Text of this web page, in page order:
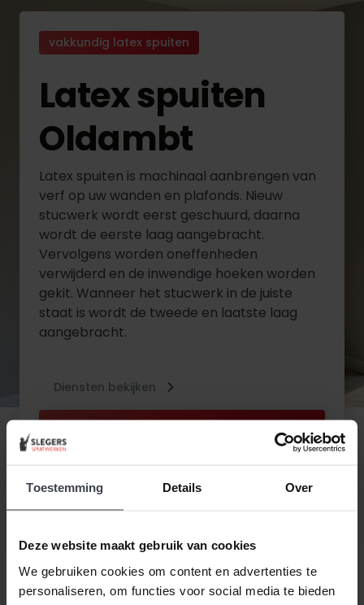
Toestemming Details Over
Deze website maakt gebruik van cookies
We gebruiken cookies om content en advertenties te
personaliseren, om functies voor social media te bieden
vakkundig latex spuiten
Latex spuiten
Oldambt
Latex spuiten is machinaal aanbrengen van
verf op uw wanden en plafonds. Nieuw
stucwerk wordt eerst geschuurd, daarna
wordt de eerste laag aangebracht.
Vervolgens worden oneffenheden
verwijderd en de inwendige hoeken worden
gekit. Wanneer het stucwerk in de juiste
staat is wordt de tweede en laatste laag
aangebracht.
Diensten bekijken